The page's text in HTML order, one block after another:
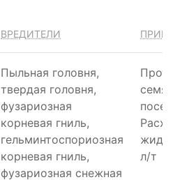
ВРЕДИТЕЛИ
Пыльная головня,
твердая головня,
фузариозная
корневая гниль,
гельминтоспориозная
корневая гниль,
фузариозная снежная
л/т